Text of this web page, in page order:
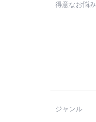
得意なお悩み
ジャンル